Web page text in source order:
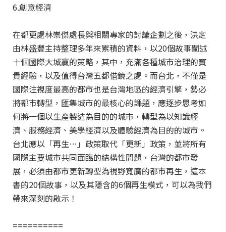
6.創意經濟
在都更處林崇傑處長與相關專家的討論企劃之後，決定
由林盛豐主持整理多年來累積的資料，以20個故事闡述
十個國際大城贏的策略，其中，充滿各種城市治理的寶
貴經驗，以及值得台灣五都借鏡之處。而台北，不僅是
國際注視度最高的都市也是台灣地區的經濟引擎，勢必
將都市轉型，匯集城市的最核心的課題，應逐步思考如
何將一個以生產製造為目的的城市，轉型為以知識經
濟、服務經濟、美學經濟以及體驗經濟為目的的城市。
台北應以「再生…」政策取代「更新」政策，並將所有
國際主要城市共同面臨的結構性問題，台灣的都市發
展，必須由都市更新轉型為視野寬廣的都市再生，這本
書的20個故事，以及其隱含的6個再生模式，可以為我們
帶來深刻的啟示！
==========